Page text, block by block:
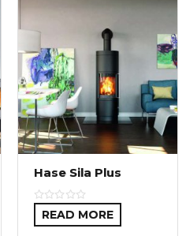
Hase Sila Plus
READ MORE